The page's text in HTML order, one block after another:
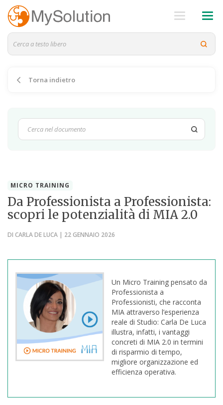
Torna indietro
MICRO TRAINING
Da Professionista a Professionista:
scopri le potenzialità di MIA 2.0
DI CARLA DE LUCA | 22 GENNAIO 2026
Un Micro Training pensato da
Professionista a
Professionisti, che racconta
MIA attraverso l’esperienza
reale di Studio: Carla De Luca
illustra, infatti, i vantaggi
concreti di MIA 2.0 in termini
di risparmio di tempo,
migliore organizzazione ed
efficienza operativa.